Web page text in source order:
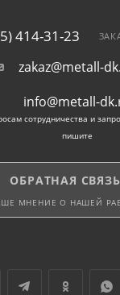
414-31-23
zakaz@metall-
info@metall-
сотрудничества и
пишите
ОБРАТНАЯ СВЯЗЬ
МНЕНИЕ О НАШЕЙ